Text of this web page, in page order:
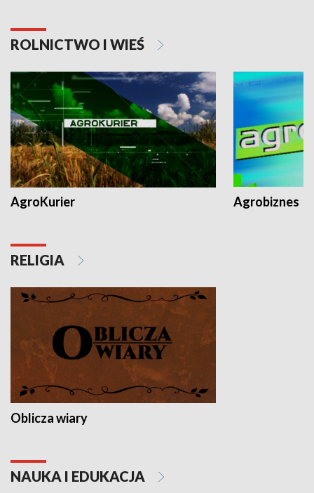
ROLNICTWO I WIEŚ
AgroKurier Agrobiznes
RELIGIA
Oblicza wiary
NAUKA I EDUKACJA